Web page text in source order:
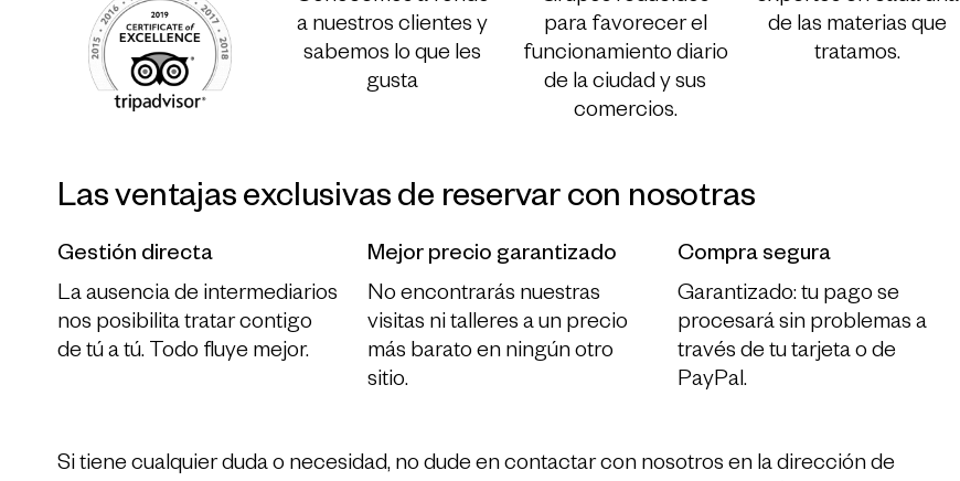
a nuestros clientes y
sabemos lo que les
gusta
para favorecer el
funcionamiento diario
de la ciudad y sus
comercios.
de las materias que
tratamos.
Las ventajas exclusivas de reservar con nosotras
Gestión directa
La ausencia de intermediarios
nos posibilita tratar contigo
de tú a tú. Todo fluye mejor.
Mejor precio garantizado
No encontrarás nuestras
visitas ni talleres a un precio
más barato en ningún otro
sitio.
Compra segura
Garantizado: tu pago se
procesará sin problemas a
través de tu tarjeta o de
PayPal.
Si tiene cualquier duda o necesidad, no dude en contactar con nosotros en la dirección de